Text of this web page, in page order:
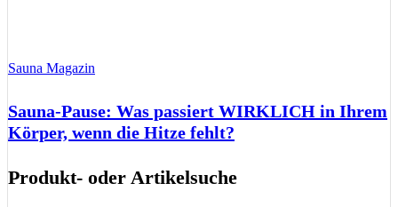
Sauna Magazin
Sauna-Pause: Was passiert WIRKLICH in Ihrem
Körper, wenn die Hitze fehlt?
Produkt- oder Artikelsuche